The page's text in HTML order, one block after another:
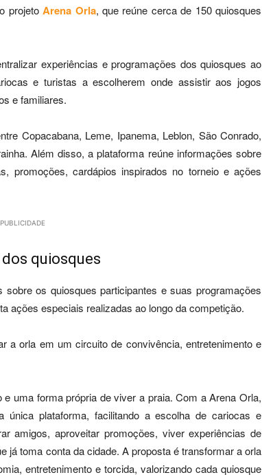
projeto Arena Orla, que reúne cerca de 150 quiosques
experiências e programações dos quiosques ao
e turistas a escolherem onde assistir aos jogos
e familiares.
Copacabana, Leme, Ipanema, Leblon, São Conrado,
Além disso, a plataforma reúne informações sobre
promoções, cardápios inspirados no torneio e ações
PUBLICIDADE
dos quiosques
os quiosques participantes e suas programações
ações especiais realizadas ao longo da competição.
a orla em um circuito de convivência, entretenimento e
uma forma própria de viver a praia. Com a Arena Orla,
única plataforma, facilitando a escolha de cariocas e
amigos, aproveitar promoções, viver experiências de
já toma conta da cidade. A proposta é transformar a orla
entretenimento e torcida, valorizando cada quiosque